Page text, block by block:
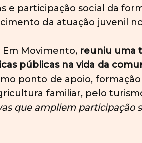
participação social da
da atuação juvenil
Movimento, reuniu uma
públicas na vida da
ponto de apoio,
familiar, pelo
que ampliem participação